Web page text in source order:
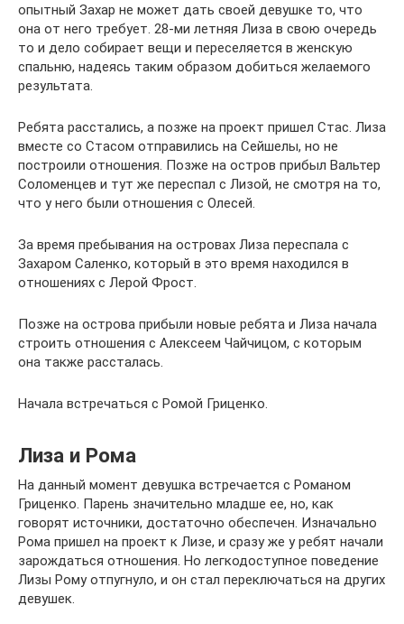
опытный Захар не может дать своей девушке то, что
она от него требует. 28-ми летняя Лиза в свою очередь
то и дело собирает вещи и переселяется в женскую
спальню, надеясь таким образом добиться желаемого
результата.
Ребята расстались, а позже на проект пришел Стас. Лиза
вместе со Стасом отправились на Сейшелы, но не
построили отношения. Позже на остров прибыл Вальтер
Соломенцев и тут же переспал с Лизой, не смотря на то,
что у него были отношения с Олесей.
За время пребывания на островах Лиза переспала с
Захаром Саленко, который в это время находился в
отношениях с Лерой Фрост.
Позже на острова прибыли новые ребята и Лиза начала
строить отношения с Алексеем Чайчицом, с которым
она также рассталась.
Начала встречаться с Ромой Гриценко.
Лиза и Рома
На данный момент девушка встречается с Романом
Гриценко. Парень значительно младше ее, но, как
говорят источники, достаточно обеспечен. Изначально
Рома пришел на проект к Лизе, и сразу же у ребят начали
зарождаться отношения. Но легкодоступное поведение
Лизы Рому отпугнуло, и он стал переключаться на других
девушек.